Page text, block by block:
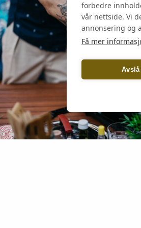
forbedre
vår nettside. Vi
annonsering og
Få mer
Avslå